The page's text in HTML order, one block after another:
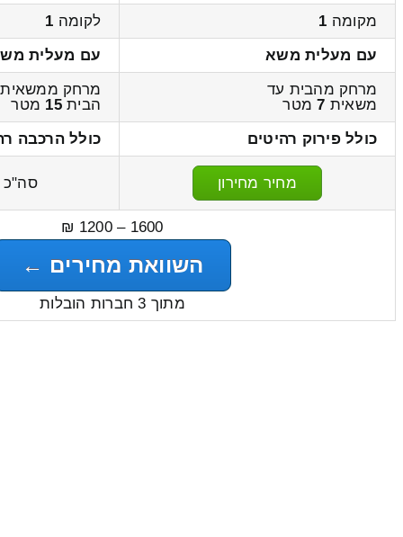
מקומה 1 לקומה 1
עם מעלית משא
עם מעלית
מרחק מהבית עד
משאית 7מטר
מרחק
הבית15 מטר
כולל פירוק רהיטים
כולל הרכבה
מחיר מחירון
1600 – 1200 ₪
השוואת מחירים ←
מתוך 3 חברות הובלות